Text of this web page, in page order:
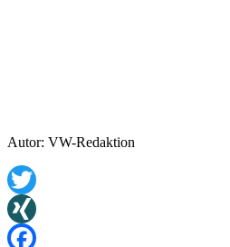
Autor: VW-Redaktion
Twitter
XING